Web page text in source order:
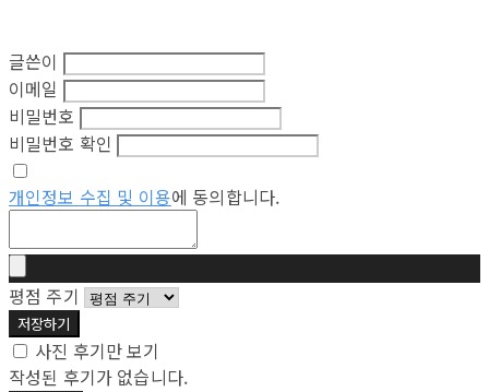
글쓴이
이메일
비밀번호
비밀번호 확인
개인정보 수집 및 이용에 동의합니다.
평점 주기
저장하기
사진 후기만 보기
작성된 후기가 없습니다.